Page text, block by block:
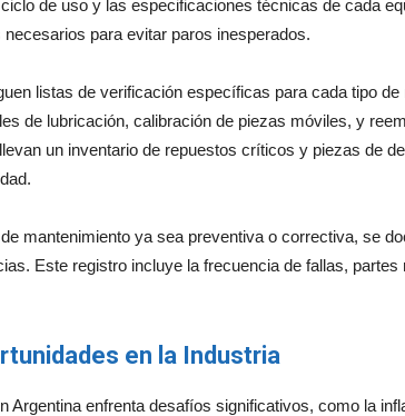
de uso y las especificaciones técnicas de cada
para evitar paros inesperados.
listas de verificación específicas para cada tipo
de lubricación, calibración de piezas móviles, y
un inventario de repuestos críticos y piezas de
mantenimiento ya sea preventiva o correctiva, se
Este registro incluye la frecuencia de fallas,
en la Industria
Argentina enfrenta desafíos significativos, como la